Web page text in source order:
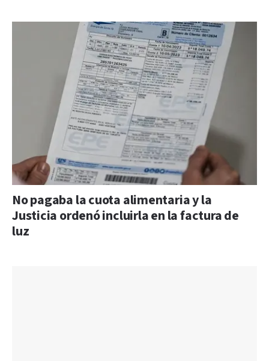
No pagaba la cuota alimentaria y la
Justicia ordenó incluirla en la factura de
luz